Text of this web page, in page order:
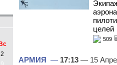
Вс
2
целей
509
АРМИЯ — 17:13 — 15